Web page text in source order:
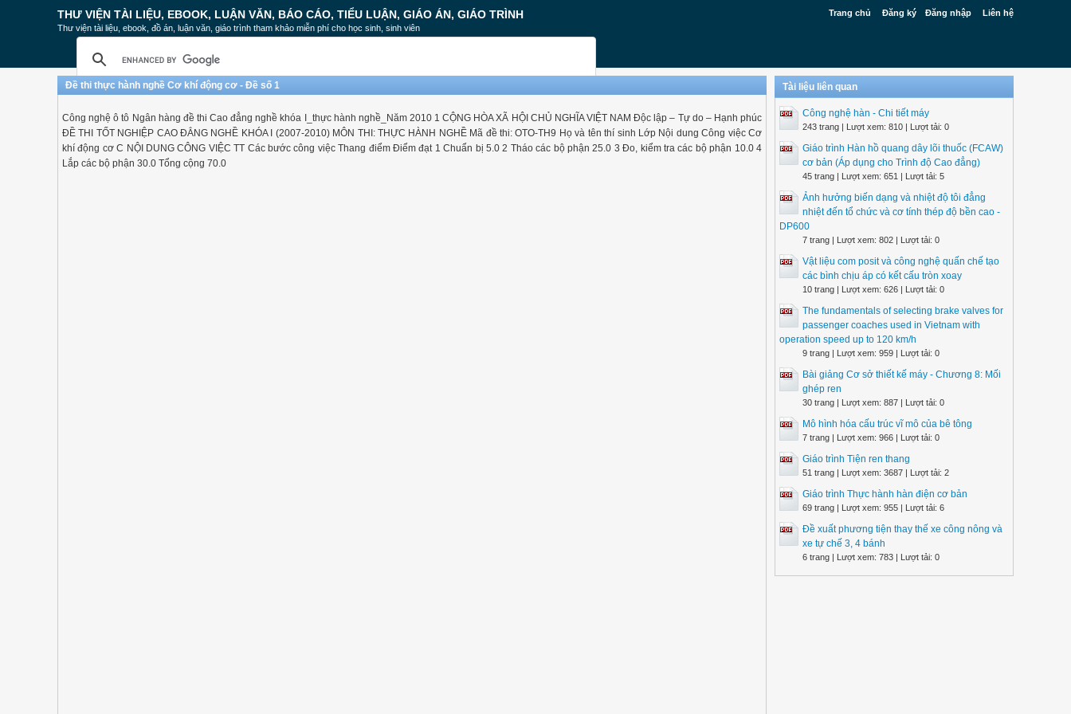
Trang chủ Đăng ký Đăng nhập Liên hệ
THƯ VIỆN TÀI LIỆU, EBOOK, LUẬN VĂN, BÁO CÁO, TIỂU LUẬN, GIÁO ÁN, GIÁO TRÌNH
Thư viện tài liệu, ebook, đồ án, luận văn, giáo trình tham khảo miễn phí cho học sinh, sinh viên
Đề thi thực hành nghề Cơ khí động cơ - Đề số 1
Công nghệ ô tô Ngân hàng đề thi Cao đẳng nghề khóa I_thực hành nghề_Năm 2010 1 CỘNG HÒA XÃ HỘI CHỦ NGHĨA VIỆT NAM Độc lập – Tự do – Hạnh phúc
ĐỀ THI TỐT NGHIỆP CAO ĐẲNG NGHỀ KHÓA I (2007-2010) MÔN THI: THỰC HÀNH NGHỀ Mã đề thi: OTO-TH9 Họ và tên thí sinh Lớp Nội dung Công việc Cơ
khí động cơ C NỘI DUNG CÔNG VIỆC TT Các bước công việc Thang điểm Điểm đạt 1 Chuẩn bị 5.0 2 Tháo các bộ phận 25.0 3 Đo, kiểm tra các bộ phận 10.0 4
Lắp các bộ phận 30.0 Tổng cộng 70.0
Tài liệu liên quan
Công nghệ hàn - Chi tiết máy
243 trang | Lượt xem: 810 | Lượt tải: 0
Giáo trình Hàn hồ quang dây lõi thuốc (FCAW)
cơ bản (Áp dụng cho Trình độ Cao đẳng)
45 trang | Lượt xem: 651 | Lượt tải: 5
Ảnh hưởng biến dạng và nhiệt độ tôi đẳng
nhiệt đến tổ chức và cơ tính thép độ bền cao -
DP600
7 trang | Lượt xem: 802 | Lượt tải: 0
Vật liệu com posit và công nghệ quấn chế tạo
các bình chịu áp có kết cấu tròn xoay
10 trang | Lượt xem: 626 | Lượt tải: 0
The fundamentals of selecting brake valves for
passenger coaches used in Vietnam with
operation speed up to 120 km/h
9 trang | Lượt xem: 959 | Lượt tải: 0
Bài giảng Cơ sở thiết kế máy - Chương 8: Mối
ghép ren
30 trang | Lượt xem: 887 | Lượt tải: 0
Mô hình hóa cấu trúc vĩ mô của bê tông
7 trang | Lượt xem: 966 | Lượt tải: 0
Giáo trình Tiện ren thang
51 trang | Lượt xem: 3687 | Lượt tải: 2
Giáo trình Thực hành hàn điện cơ bản
69 trang | Lượt xem: 955 | Lượt tải: 6
Đề xuất phương tiện thay thế xe công nông và
xe tự chế 3, 4 bánh
6 trang | Lượt xem: 783 | Lượt tải: 0